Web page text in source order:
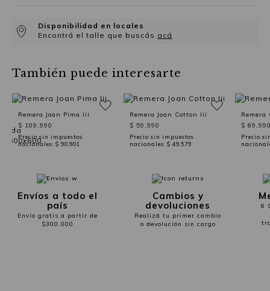
Disponibilidad en locales
Encontrá el talle que buscás acá
También puede interesarte
Remera Joan Pima Iii
$ 109,990
Precio sin impuestos
nacionales: $ 90,901
Remera Joan Cotton Iii
$ 59,990
Precio sin impuestos
nacionales: $ 49,579
Remera
$
Precio
Envíos a todo el
país
Envío gratis a partir de
$300.000
Cambios y
devoluciones
Realizá tu primer cambio
o devolución sin cargo
6